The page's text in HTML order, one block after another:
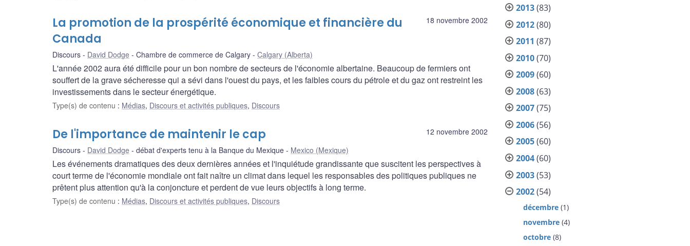
18 novembre 2002
La promotion de la prospérité économique et financière du
Canada
Discours David Dodge Chambre de commerce de Calgary Calgary (Alberta)
L'année 2002 aura été difficile pour un bon nombre de secteurs de l'économie albertaine. Beaucoup de fermiers ont
souffert de la grave sécheresse qui a sévi dans l'ouest du pays, et les faibles cours du pétrole et du gaz ont restreint les
investissements dans le secteur énergétique.
Type(s) de contenu : Médias, Discours et activités publiques, Discours
12 novembre 2002
De l'importance de maintenir le cap
Discours David Dodge débat d'experts tenu à la Banque du Mexique Mexico (Mexique)
Les événements dramatiques des deux dernières années et l'inquiétude grandissante que suscitent les perspectives à
court terme de l'économie mondiale ont fait naître un climat dans lequel les responsables des politiques publiques ne
prêtent plus attention qu'à la conjoncture et perdent de vue leurs objectifs à long terme.
Type(s) de contenu : Médias, Discours et activités publiques, Discours
2013(83)
2012(80)
2011 (87)
2010(70)
2009(60)
2008(63)
2007(75)
2006(56)
2005(60)
2004(60)
2003(53)
2002(54)
décembre (1)
novembre (4)
octobre (8)